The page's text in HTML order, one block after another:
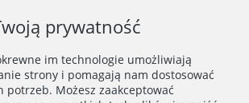
prywatność
im technologie umożliwiają
strony i pomagają nam dostosować
potrzeb. Możesz zaakceptować